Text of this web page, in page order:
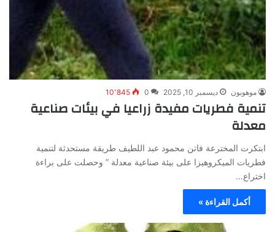
موهوبون ديسمبر 10, 2025 0 10٬845
تنمية فطريات مفيدة زراعيا في بيئات صناعية
معدلة
ابتكرت المخترعة فاتن محمود عبد اللطيف طريقة مستحدثة لتنمية
فطريات الميكروهيزا على بيئة صناعية معدلة ” وحصلت على براءة
اختراع…
أكمل القراءة »